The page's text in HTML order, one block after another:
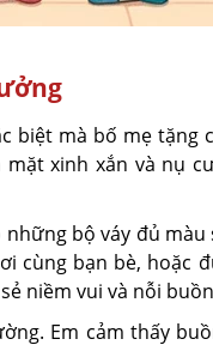
biệt mà bố mẹ tặng
xinh xắn và nụ
bộ váy đủ
cùng bạn bè, hoặc
niềm vui và nỗi
Em cảm thấy